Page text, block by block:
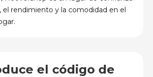
el rendimiento y la comodidad en el
el código de